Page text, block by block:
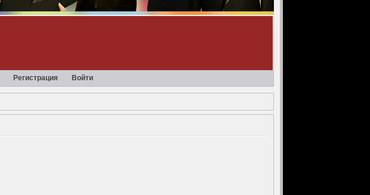
Регистрация Войти